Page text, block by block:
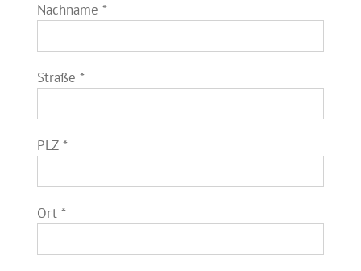
Nachname *
Straße *
PLZ *
Ort *